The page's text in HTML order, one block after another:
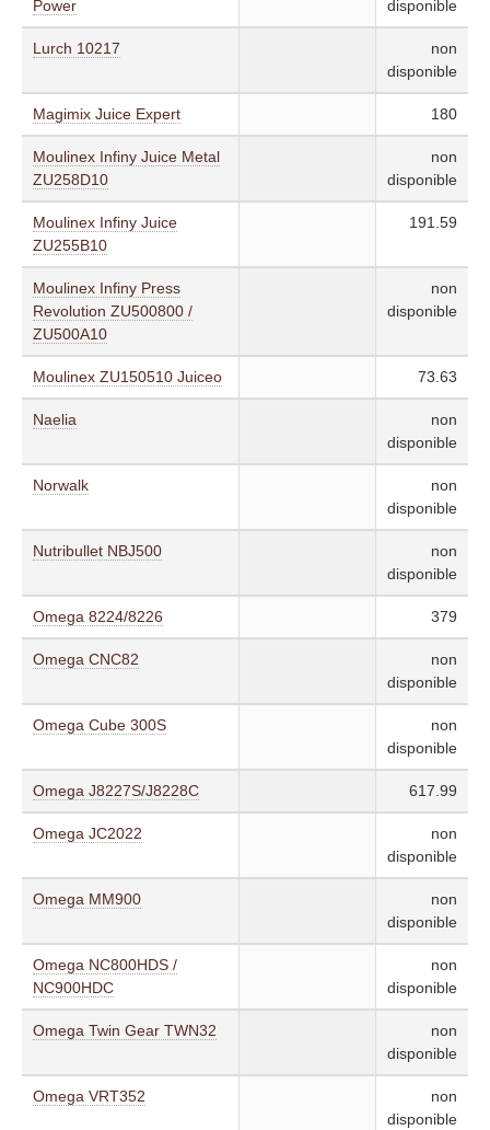
Power disponible
Lurch 10217
non
disponible
Magimix Juice Expert 180
Moulinex Infiny Juice Metal
ZU258D10
non
disponible
Moulinex Infiny Juice
ZU255B10
191.59
Moulinex Infiny Press
Revolution ZU500800 /
ZU500A10
non
disponible
Moulinex ZU150510 Juiceo 73.63
Naelia
non
disponible
Norwalk
non
disponible
Nutribullet NBJ500
non
disponible
Omega 8224/8226 379
Omega CNC82
non
disponible
Omega Cube 300S
non
disponible
Omega J8227S/J8228C 617.99
Omega JC2022
non
disponible
Omega MM900
non
disponible
Omega NC800HDS /
NC900HDC
non
disponible
Omega Twin Gear TWN32
non
disponible
Omega VRT352
non
disponible